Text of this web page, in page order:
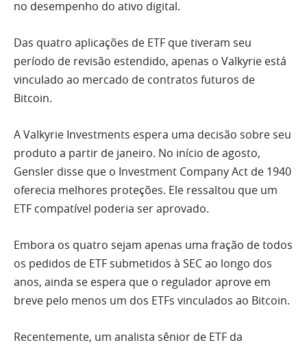
no desempenho do ativo digital.
Das quatro aplicações de ETF que tiveram seu
período de revisão estendido, apenas o Valkyrie está
vinculado ao mercado de contratos futuros de
Bitcoin.
A Valkyrie Investments espera uma decisão sobre seu
produto a partir de janeiro. No início de agosto,
Gensler disse que o Investment Company Act de 1940
oferecia melhores proteções. Ele ressaltou que um
ETF compatível poderia ser aprovado.
Embora os quatro sejam apenas uma fração de todos
os pedidos de ETF submetidos à SEC ao longo dos
anos, ainda se espera que o regulador aprove em
breve pelo menos um dos ETFs vinculados ao Bitcoin.
Recentemente, um analista sênior de ETF da